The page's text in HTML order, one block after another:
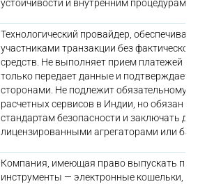
устойчивости и внутренним процедурам
Технологический провайдер,
участниками транзакции без
средств. Не выполняет прием платежей и
только передает данные и подтверждает
сторонами. Не подлежит обязательному
расчетных сервисов в Индии, но обязан
стандартам безопасности и заключать
лицензированными агрегаторами или
Компания, имеющая право выпускать
инструменты — электронные кошельки,